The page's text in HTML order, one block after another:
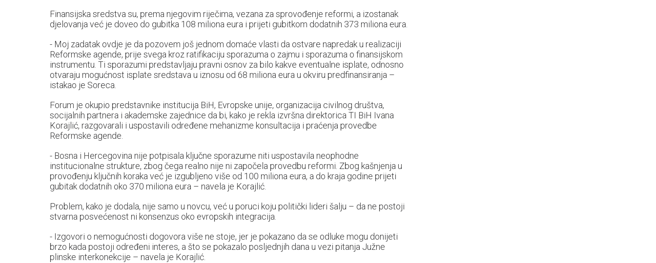
Finansijska sredstva su, prema njegovim riječima, vezana za sprovođenje reformi, a izostanak
djelovanja već je doveo do gubitka 108 miliona eura i prijeti gubitkom dodatnih 373 miliona eura.
- Moj zadatak ovdje je da pozovem još jednom domaće vlasti da ostvare napredak u realizaciji
Reformske agende, prije svega kroz ratifikaciju sporazuma o zajmu i sporazuma o finansijskom
instrumentu. Ti sporazumi predstavljaju pravni osnov za bilo kakve eventualne isplate, odnosno
otvaraju mogućnost isplate sredstava u iznosu od 68 miliona eura u okviru predfinansiranja –
istakao je Soreca.
Forum je okupio predstavnike institucija BiH, Evropske unije, organizacija civilnog društva,
socijalnih partnera i akademske zajednice da bi, kako je rekla izvršna direktorica TI BiH Ivana
Korajlić, razgovarali i uspostavili određene mehanizme konsultacija i praćenja provedbe
Reformske agende.
- Bosna i Hercegovina nije potpisala ključne sporazume niti uspostavila neophodne
institucionalne strukture, zbog čega realno nije ni započela provedbu reformi. Zbog kašnjenja u
provođenju ključnih koraka već je izgubljeno više od 100 miliona eura, a do kraja godine prijeti
gubitak dodatnih oko 370 miliona eura – navela je Korajlić.
Problem, kako je dodala, nije samo u novcu, već u poruci koju politički lideri šalju – da ne postoji
stvarna posvećenost ni konsenzus oko evropskih integracija.
- Izgovori o nemogućnosti dogovora više ne stoje, jer je pokazano da se odluke mogu donijeti
brzo kada postoji određeni interes, a što se pokazalo posljednjih dana u vezi pitanja Južne
plinske interkonekcije – navela je Korajlić.